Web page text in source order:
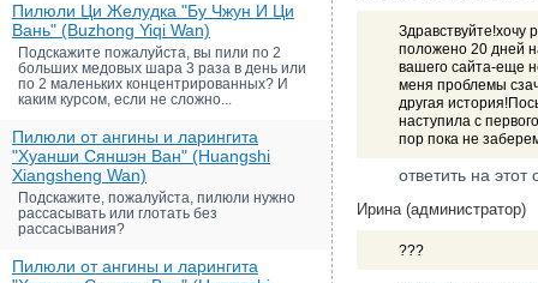
Пилюли Ци Желудка "Бу Чжун И Ци
Вань" (Buzhong Yiqi Wan)
Подскажите пожалуйста, вы пили по 2
больших медовых шара 3 раза в день или
по 2 маленьких концентрированных? И
каким курсом, если не сложно...
Пилюли от ангины и ларингита
"Хуанши Сяншэн Ван" (Huangshi
Xiangsheng Wan)
Подскажите, пожалуйста, пилюли нужно
рассасывать или глотать без
рассасывания?
Пилюли от ангины и ларингита
Здравствуйте!хочу
положено 20 дней
вашего сайта-еще
меня проблемы
другая
наступила с
пор пока не
ответить на этот
Ирина (администратор)
???